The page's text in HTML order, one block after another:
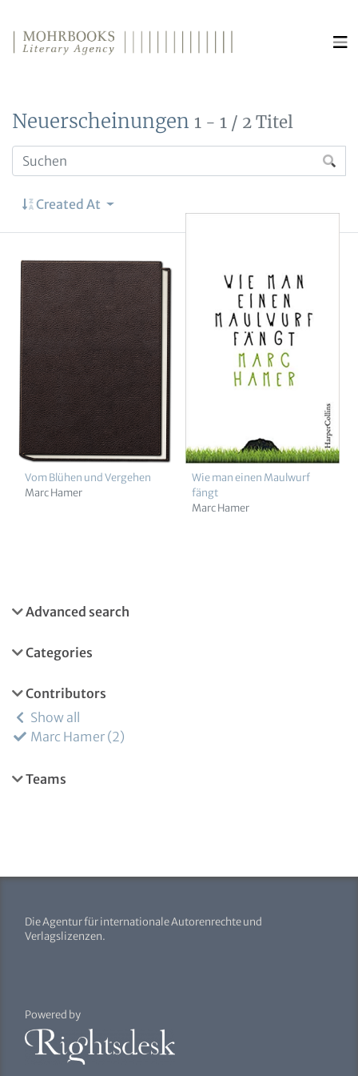
Neuerscheinungen 1 - 1 / 2 Titel
Created At
Vom Blühen und Vergehen
Marc Hamer
Wie man einen Maulwurf
fängt
Marc Hamer
Advanced search
Categories
Contributors
Show all
Marc Hamer 2
Teams
Die Agentur für internationale Autorenrechte und
Verlagslizenzen.
Powered by